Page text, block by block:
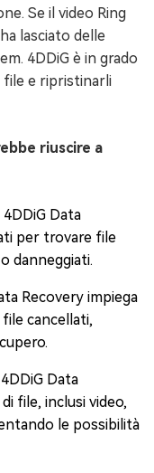
Se il video Ring
lasciato delle
4DDiG è in grado
file e ripristinarli
riuscire a
Data
per trovare file
danneggiati.
Recovery impiega
cancellati,
Data
file, inclusi video,
le possibilità